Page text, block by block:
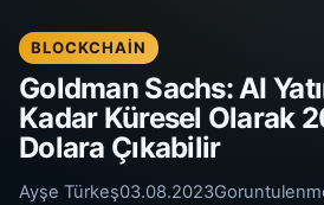
BLOCKCHAIN
Goldman Sachs: AI
Kadar Küresel Olarak
Dolara Çıkabilir
Ayşe Türkeş03.08.2023